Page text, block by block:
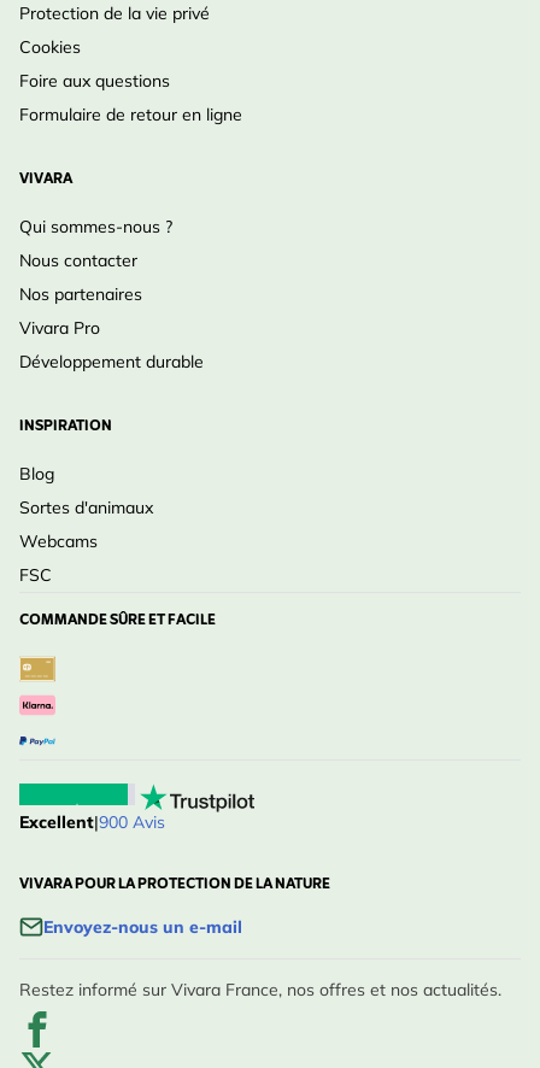
Protection de la vie privé
Cookies
Foire aux questions
Formulaire de retour en ligne
VIVARA
Qui sommes-nous ?
Nous contacter
Nos partenaires
Vivara Pro
Développement durable
INSPIRATION
Blog
Sortes d'animaux
Webcams
FSC
COMMANDE SÛRE ET FACILE
Excellent|900 Avis
VIVARA POUR LA PROTECTION DE LA NATURE
Envoyez-nous un e-mail
Restez informé sur Vivara France, nos offres et nos actualités.